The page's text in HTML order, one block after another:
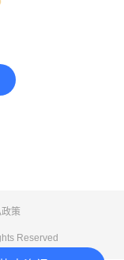
政策
Reserved